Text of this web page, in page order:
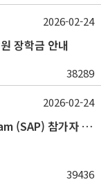
장학금 안내
38289
2026-02-24
(~3/6) 2026하계 Study Abroad Program (SAP) 참가자 모집 안내
39436
2026-02-24